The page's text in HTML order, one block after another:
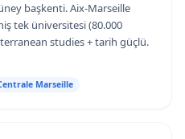
başkenti. Aix-Marseille
tek üniversitesi (80.000
studies + tarih güçlü.
Marseille